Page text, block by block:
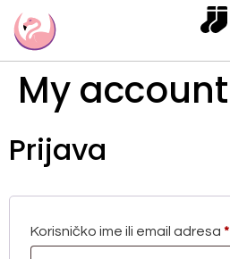
My account
Prijava
Korisničko ime ili email adresa *